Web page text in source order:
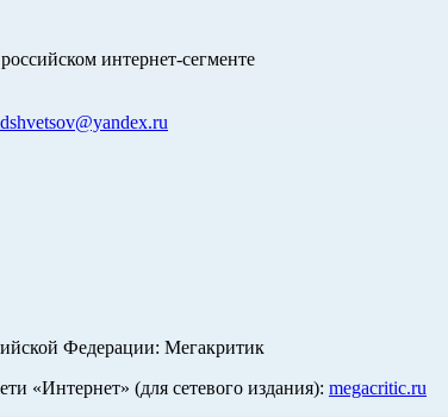
интернет-сегменте
Федерации: Мегакритик
«Интернет» (для сетевого издания): megacritic.ru